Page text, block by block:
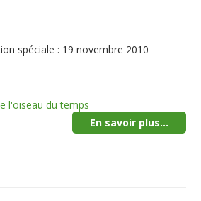
spéciale : 19 novembre 2010
l'oiseau du temps
En savoir plus...